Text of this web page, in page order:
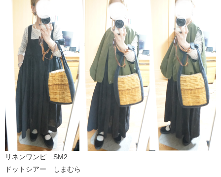
リネンワンピ SM2
ドットシアー しまむら